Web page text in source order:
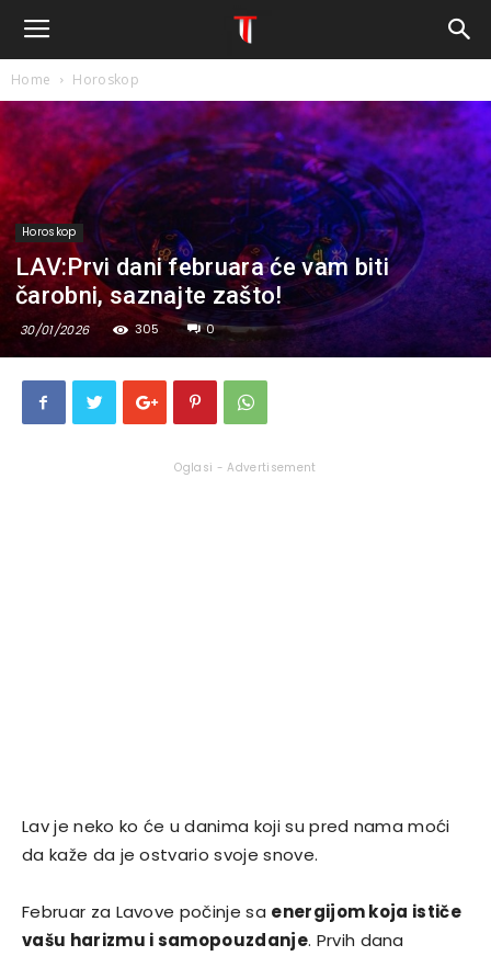
Home Horoskop
Horoskop
LAV:Prvi dani februara će vam biti
čarobni, saznajte zašto!
30/01/2026 305 0
Oglasi - Advertisement
Lav je neko ko će u danima koji su pred nama moći
da kaže da je ostvario svoje snove.
Februar za Lavove počinje sa energijom koja ističe
vašu harizmu i samopouzdanje. Prvih dana